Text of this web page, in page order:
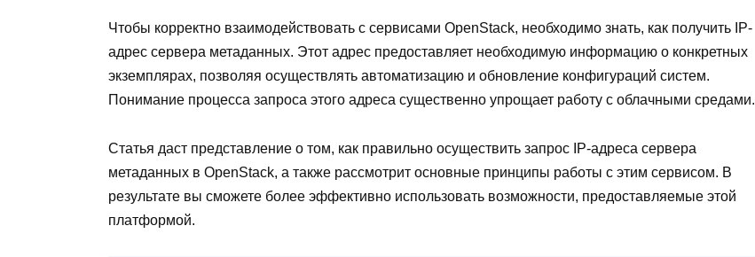
Чтобы корректно взаимодействовать с сервисами OpenStack, необходимо знать, как получить IP-
адрес сервера метаданных. Этот адрес предоставляет необходимую информацию о конкретных
экземплярах, позволяя осуществлять автоматизацию и обновление конфигураций систем.
Понимание процесса запроса этого адреса существенно упрощает работу с облачными средами.
Статья даст представление о том, как правильно осуществить запрос IP-адреса сервера
метаданных в OpenStack, а также рассмотрит основные принципы работы с этим сервисом. В
результате вы сможете более эффективно использовать возможности, предоставляемые этой
платформой.